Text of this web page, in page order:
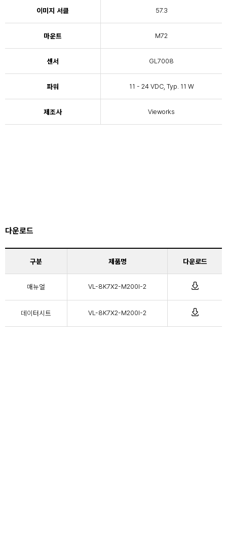
이미지 서클 57.3
마운트 M72
센서 GL7008
파워 11 - 24 VDC, Typ. 11 W
제조사 Vieworks
다운로드
구분 제품명 다운로드
매뉴얼 VL-8K7X2-M200I-2
데이터시트 VL-8K7X2-M200I-2